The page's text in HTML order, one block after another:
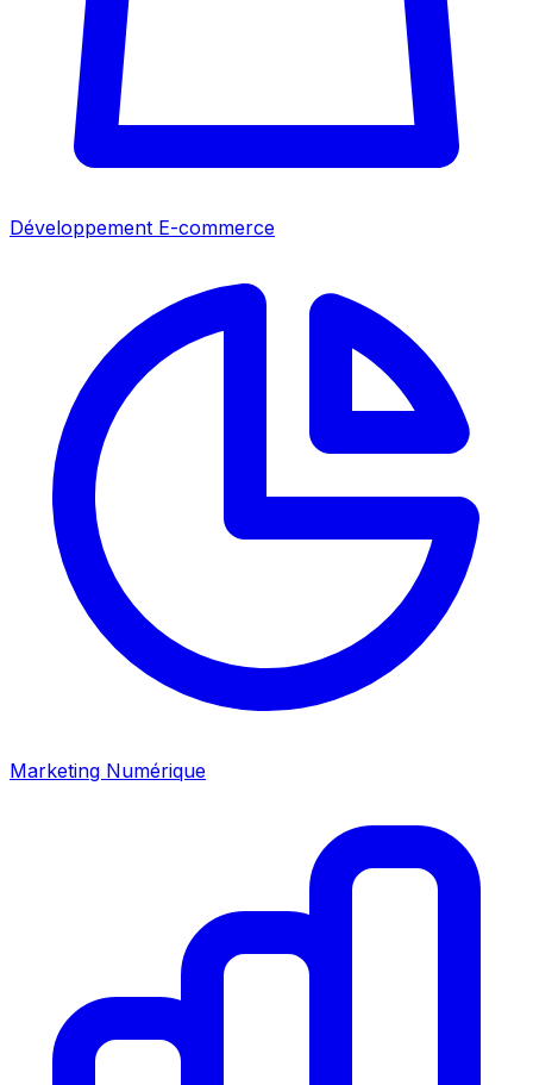
Développement E-commerce
Marketing Numérique